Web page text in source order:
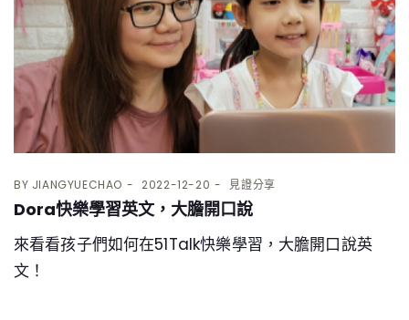
BY JIANGYUECHAO 2022-12-20 見證分享
Dora快樂學習英文，大膽開口說
來看看孩子們如何在51Talk快樂學習，大膽開口說英
文！